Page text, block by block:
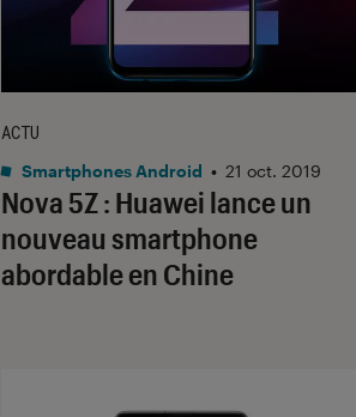
Nova 5Z : Huawei lance un
nouveau smartphone
abordable en Chine
ACTU
Smartphones Android • 21 oct. 2019